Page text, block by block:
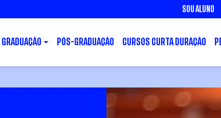
SOU ALUNO
GRADUAÇÃO PÓS-GRADUAÇÃO CURSOS CURTA DURAÇÃO
Matriz Curricular